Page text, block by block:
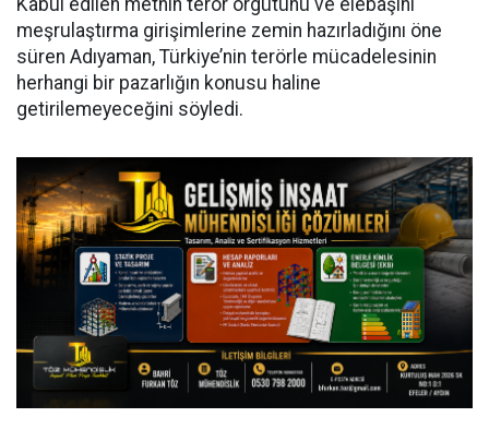
Kabul edilen metnin terör örgütünü ve elebaşını
meşrulaştırma girişimlerine zemin hazırladığını öne
süren Adıyaman, Türkiye’nin terörle mücadelesinin
herhangi bir pazarlığın konusu haline
getirilemeyeceğini söyledi.